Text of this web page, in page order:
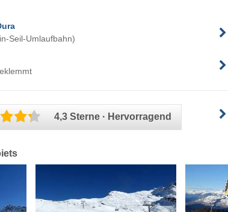
Seil-Umlaufbahn)
4,3 Sterne · Hervorragend